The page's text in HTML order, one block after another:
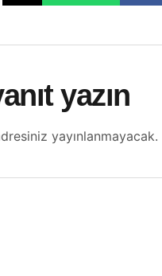
yazın
yayınlanmayacak.